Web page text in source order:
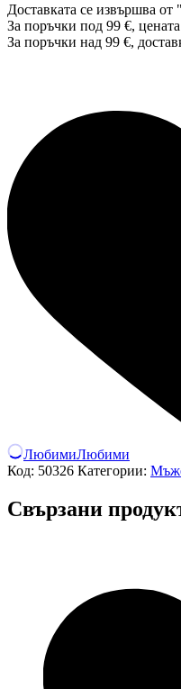
Доставката се извършва от
За поръчки под 99 €,
За поръчки над 99 €,
ЛюбимиЛюбими
Код: 50326 Категории:
Свързани